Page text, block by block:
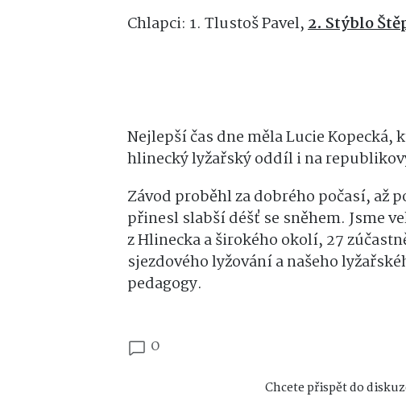
Chlapci: 1. Tlustoš Pavel,2. Stýblo
Nejlepší čas dne měla Lucie
hlinecký lyžařský oddíl i na
Závod proběhl za dobrého počasí, až
přinesl slabší déšť se sněhem. Jsme
z Hlinecka a širokého okolí, 27
sjezdového lyžování a našeho
pedagogy.
0
Chcete přispět do